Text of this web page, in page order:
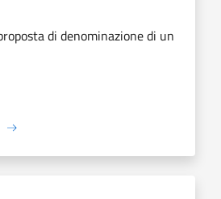
di denominazione di un